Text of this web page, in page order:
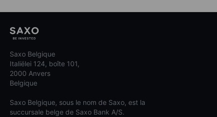
Saxo Belgique
Italiëlei 124, boîte 101,
2000 Anvers
Belgique
Saxo Belgique, sous le nom de Saxo, est la
succursale belge de Saxo Bank A/S.